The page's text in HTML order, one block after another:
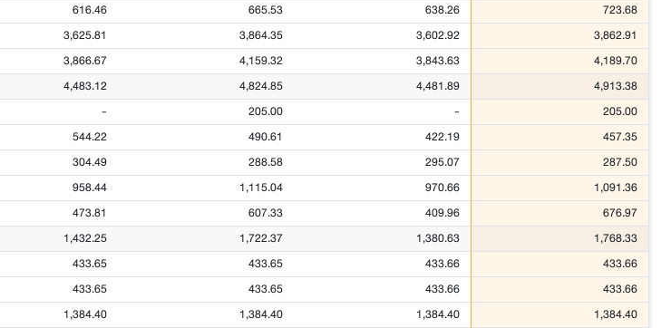
616.46 665.53 638.26 723.68
3,625.81 3,864.35 3,602.92 3,862.91
3,866.67 4,159.32 3,843.63 4,189.70
4,483.12 4,824.85 4,481.89 4,913.38
- 205.00 - 205.00
544.22 490.61 422.19 457.35
304.49 288.58 295.07 287.50
958.44 1,115.04 970.66 1,091.36
473.81 607.33 409.96 676.97
1,432.25 1,722.37 1,380.63 1,768.33
433.65 433.65 433.66 433.66
433.65 433.65 433.66 433.66
1,384.40 1,384.40 1,384.40 1,384.40